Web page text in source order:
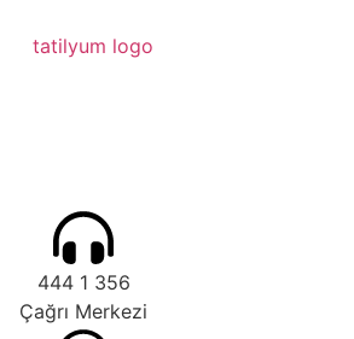
444 1 356
Çağrı Merkezi